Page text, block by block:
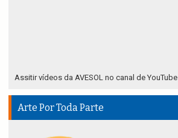
Assitir vídeos da AVESOL no canal de YouTube
Arte Por Toda Parte